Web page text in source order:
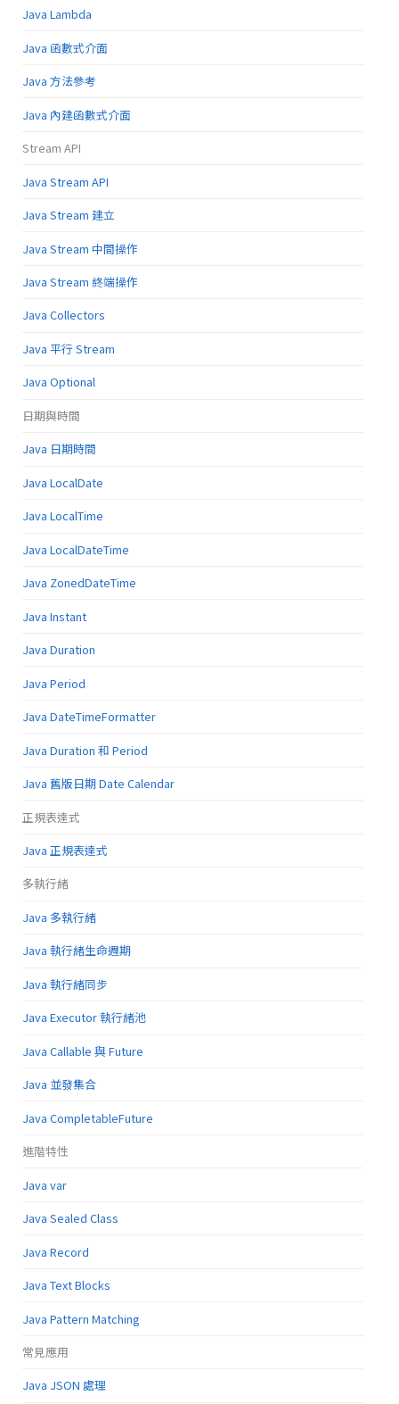
Java Lambda
Java 函數式介面
Java 方法參考
Java 內建函數式介面
Stream API
Java Stream API
Java Stream 建立
Java Stream 中間操作
Java Stream 終端操作
Java Collectors
Java 平行 Stream
Java Optional
日期與時間
Java 日期時間
Java LocalDate
Java LocalTime
Java LocalDateTime
Java ZonedDateTime
Java Instant
Java Duration
Java Period
Java DateTimeFormatter
Java Duration 和 Period
Java 舊版日期 Date Calendar
正規表達式
Java 正規表達式
多執行緒
Java 多執行緒
Java 執行緒生命週期
Java 執行緒同步
Java Executor 執行緒池
Java Callable 與 Future
Java 並發集合
Java CompletableFuture
進階特性
Java var
Java Sealed Class
Java Record
Java Text Blocks
Java Pattern Matching
常見應用
Java JSON 處理